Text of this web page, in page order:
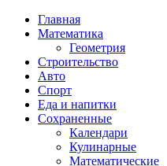
Главная
Математика
Геометрия
Строительство
Авто
Спорт
Еда и напитки
Сохраненные
Календари
Кулинарные
Математические